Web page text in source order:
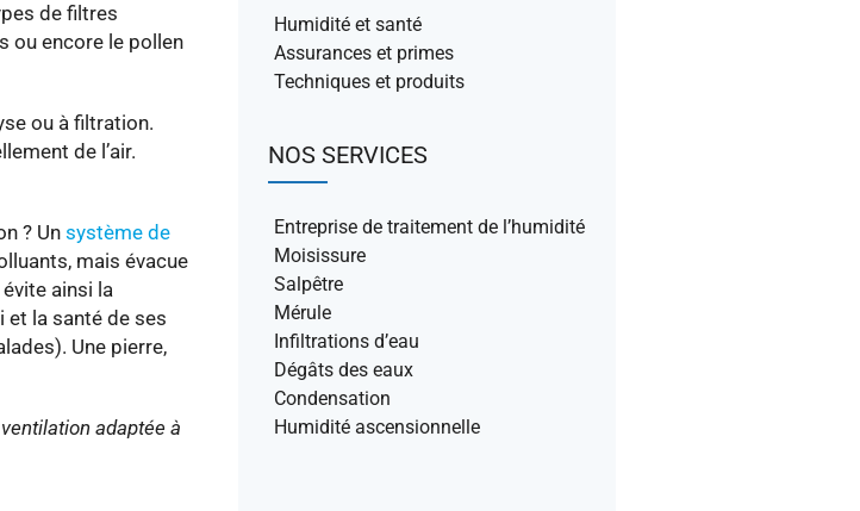
de filtres
ou encore le pollen
ou à filtration.
de l’air.
? Un système de
mais évacue
ainsi la
la santé de ses
Une pierre,
adaptée à
Humidité et santé
Assurances et primes
Techniques et produits
NOS SERVICES
Entreprise de traitement de l’humidité
Moisissure
Salpêtre
Mérule
Infiltrations d’eau
Dégâts des eaux
Condensation
Humidité ascensionnelle